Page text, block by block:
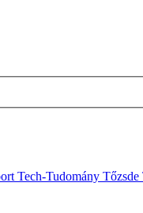
Tech-Tudomány Tőzsde